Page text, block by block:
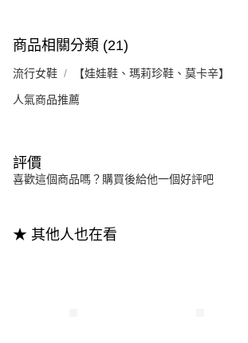
商品相關分類 (21)
流行女鞋 【娃娃鞋、瑪莉珍鞋、莫卡辛】
人氣商品推薦
評價
喜歡這個商品嗎？購買後給他一個好評吧
★ 其他人也在看